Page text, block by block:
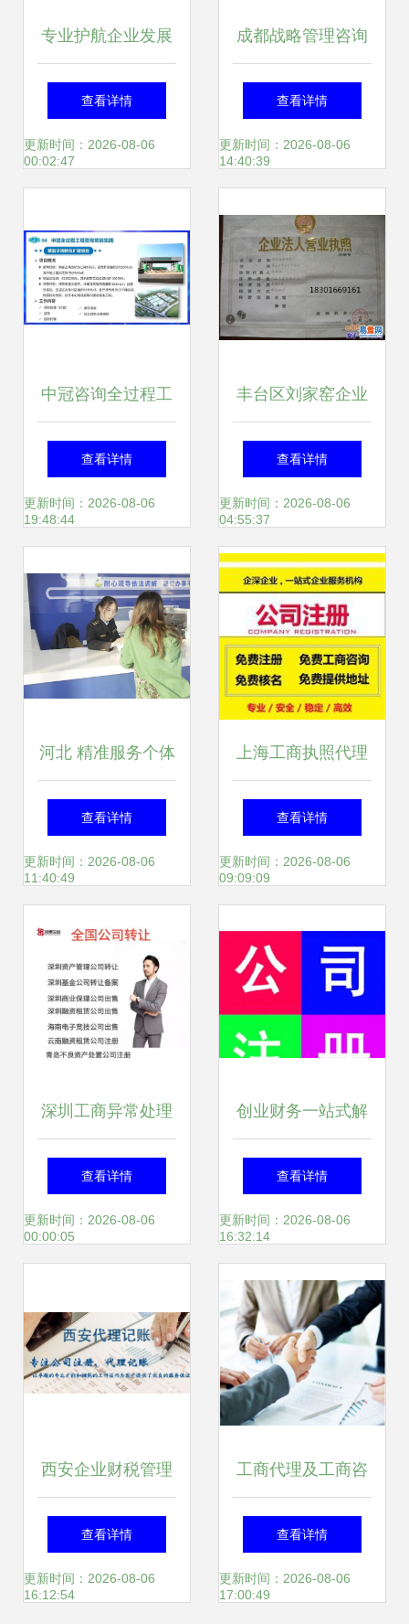
专业护航企业发展
——晋中通利达咨
询服务全面解析
查看详情
更新时间：2026-08-06
00:02:47
成都战略管理咨询
公司的工商咨询服
务 企业发展的关键
查看详情
更新时间：2026-08-06
14:40:39
中冠咨询全过程工
程咨询服务介绍
查看详情
更新时间：2026-08-06
19:48:44
丰台区刘家窑企业
设立与变更一站式
服务——畅享易登
网专业工商无忧指
导
查看详情
更新时间：2026-08-06
04:55:37
河北 精准服务个体
工商户，助力经济
稳增长
查看详情
更新时间：2026-08-06
11:40:49
上海工商执照代理
办理的可靠性分析
与投资咨询服务关
查看详情
更新时间：2026-08-06
09:09:09
深圳工商异常处理
及文登市工商咨询
服务指南
查看详情
更新时间：2026-08-06
00:00:05
创业财务一站式解
决——600元搞定
工商注册与长期运
营保障
查看详情
更新时间：2026-08-06
16:32:14
西安企业财税管理
指南 代理记账、纳
税申报与工商咨询
查看详情
更新时间：2026-08-06
16:12:54
工商代理及工商咨
询服务详解
查看详情
更新时间：2026-08-06
17:00:49